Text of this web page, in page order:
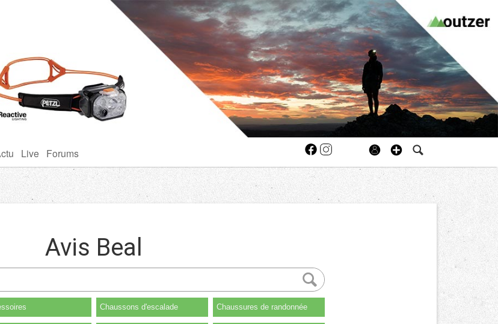
Live Forums
Avis Beal
Chaussons d'escalade Chaussures de randonnée